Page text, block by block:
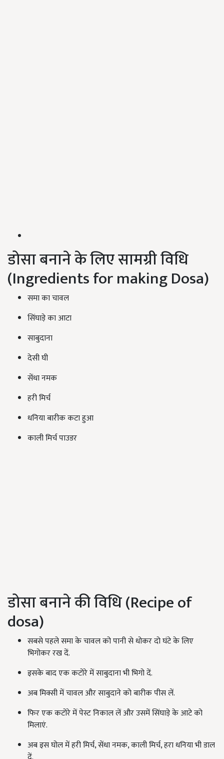
डोसा बनाने के लिए सामग्री विधि
(Ingredients for making Dosa)
समा का चावल
सिंघाड़े का आटा
साबुदाना
देसी घी
सेंधा नमक
हरी मिर्च
धनिया बारीक कटा हुआ
काली मिर्च पाउडर
डोसा बनाने की विधि (Recipe of
dosa)
सबसे पहले समा के चावल को पानी से धोकर दो घंटे के लिए
भिगोकर रख दें.
इसके बाद एक कटोरे में साबुदाना भी भिगो दें.
अब मिक्सी में चावल और साबुदाने को बारीक पीस लें.
फिर एक कटोरे में पेस्ट निकाल लें और उसमें सिंघाड़े के आटे को
मिलाएं.
अब इस घोल में हरी मिर्च, सेंधा नमक, काली मिर्च, हरा धनिया भी डाल